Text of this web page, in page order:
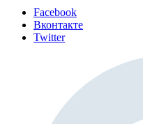
Facebook
Вконтакте
Twitter